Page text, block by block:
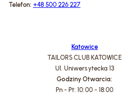
Telefon: +48 500 226 227
Katowice
TAILORS CLUB KATOWICE
Ul. Uniwersytecka 13
Godziny Otwarcia:
Pn - Pt: 10:00 - 18:00